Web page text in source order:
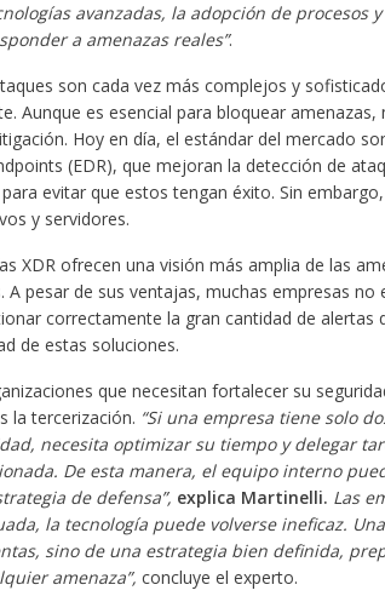
avanzadas, la adopción de procesos
a amenazas reales”.
son cada vez más complejos y
Aunque es esencial para bloquear amenazas,
Hoy en día, el estándar del mercado
(EDR), que mejoran la detección de
evitar que estos tengan éxito. Sin
y servidores.
XDR ofrecen una visión más amplia de las
pesar de sus ventajas, muchas empresas no
correctamente la gran cantidad de alertas
de estas soluciones.
que necesitan fortalecer su
la tercerización. “Si una empresa tiene solo
necesita optimizar su tiempo y delegar
De esta manera, el equipo interno
de defensa”, explica Martinelli. Las
la tecnología puede volverse ineficaz.
sino de una estrategia bien definida,
amenaza”, concluye el experto.